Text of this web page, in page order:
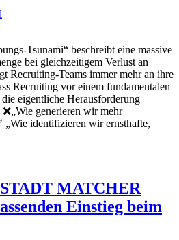
Tsunami“ beschreibt eine massive
bei gleichzeitigem Verlust an
Recruiting-Teams immer mehr an ihre
Recruiting vor einem fundamentalen
eigentliche Herausforderung
generieren wir mehr
„Wie identifizieren wir ernsthafte,
MATCHER
Einstieg beim